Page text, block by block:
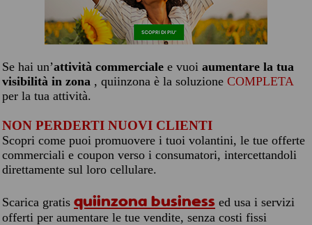
Se hai un’attività commerciale e vuoi aumentare la tua
visibilità in zona , quiinzona è la soluzione COMPLETA
per la tua attività.
NON PERDERTI NUOVI CLIENTI
Scopri come puoi promuovere i tuoi volantini, le tue offerte
commerciali e coupon verso i consumatori, intercettandoli
direttamente sul loro cellulare.
Scarica gratis quiinzona business ed usa i servizi
offerti per aumentare le tue vendite, senza costi fissi